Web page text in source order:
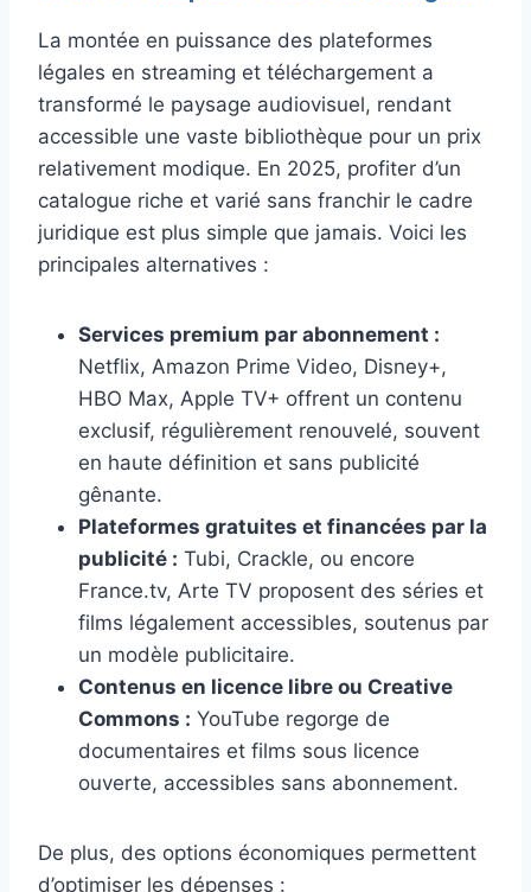
La montée en puissance des plateformes
légales en streaming et téléchargement a
transformé le paysage audiovisuel, rendant
accessible une vaste bibliothèque pour un prix
relativement modique. En 2025, profiter d’un
catalogue riche et varié sans franchir le cadre
juridique est plus simple que jamais. Voici les
principales alternatives :
Services premium par abonnement :
Netflix, Amazon Prime Video, Disney+,
HBO Max, Apple TV+ offrent un contenu
exclusif, régulièrement renouvelé, souvent
en haute définition et sans publicité
gênante.
Plateformes gratuites et financées par la
publicité : Tubi, Crackle, ou encore
France.tv, Arte TV proposent des séries et
films légalement accessibles, soutenus par
un modèle publicitaire.
Contenus en licence libre ou Creative
Commons : YouTube regorge de
documentaires et films sous licence
ouverte, accessibles sans abonnement.
De plus, des options économiques permettent
d’optimiser les dépenses :